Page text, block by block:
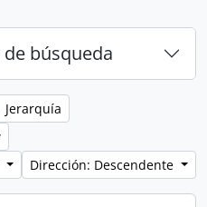
búsqueda
Jerarquía
Dirección: Descendente